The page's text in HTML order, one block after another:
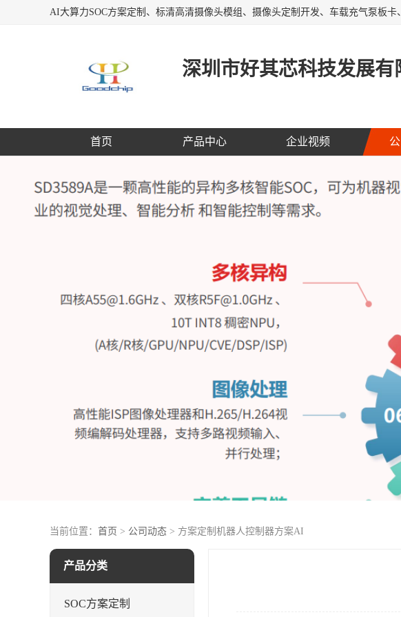
深圳市好其芯科技发展有
首页 产品中心 企业视频
当前位置： 首页 > 公司动态 > 方案定制机器人控制器方案AI
产品分类
SOC方案定制